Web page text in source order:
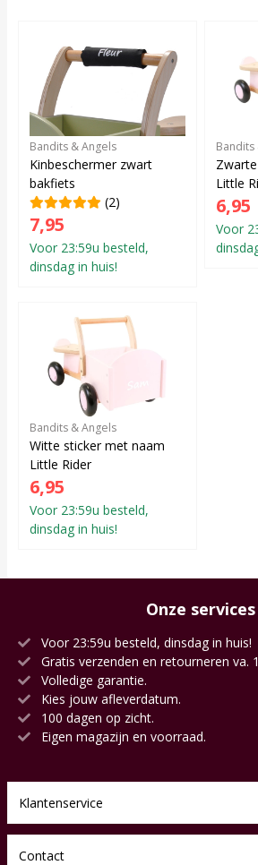
Bandits & Angels
Kinbeschermer zwart
bakfiets
(2)
7,95
Voor 23:59u besteld,
dinsdag in huis!
Bandits
Little
6,95
Voor
Bandits & Angels
Witte sticker met naam
Little Rider
6,95
Voor 23:59u besteld,
dinsdag in huis!
Onze services
Voor 23:59u besteld, dinsdag in huis!
Gratis verzenden en retourneren va.
Volledige garantie.
Kies jouw afleverdatum.
100 dagen op zicht.
Eigen magazijn en voorraad.
Klantenservice
Contact